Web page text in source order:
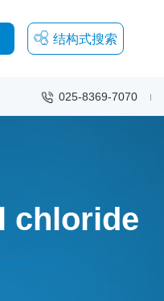
结构式搜索
025-8369-7070
chloride